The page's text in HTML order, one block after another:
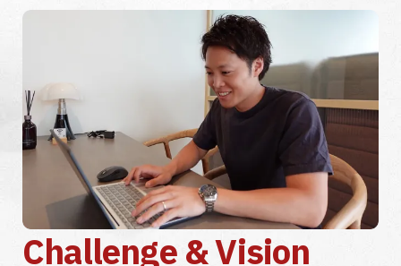
Challenge & Vision